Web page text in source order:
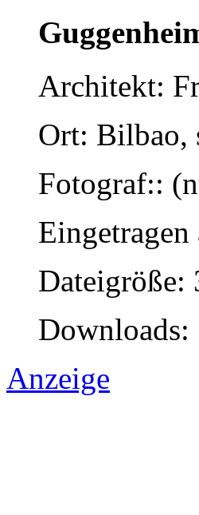
Architekt:
Ort: Bilbao,
Fotograf::
Dateigröße:
Downloads:
Anzeige